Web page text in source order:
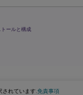
されています.免責事項
ールと構成